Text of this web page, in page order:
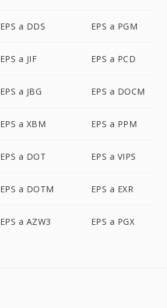
EPS a DDS EPS a PGM
EPS a JIF EPS a PCD
EPS a JBG EPS a DOCM
EPS a XBM EPS a PPM
EPS a DOT EPS a VIPS
EPS a DOTM EPS a EXR
EPS a AZW3 EPS a PGX